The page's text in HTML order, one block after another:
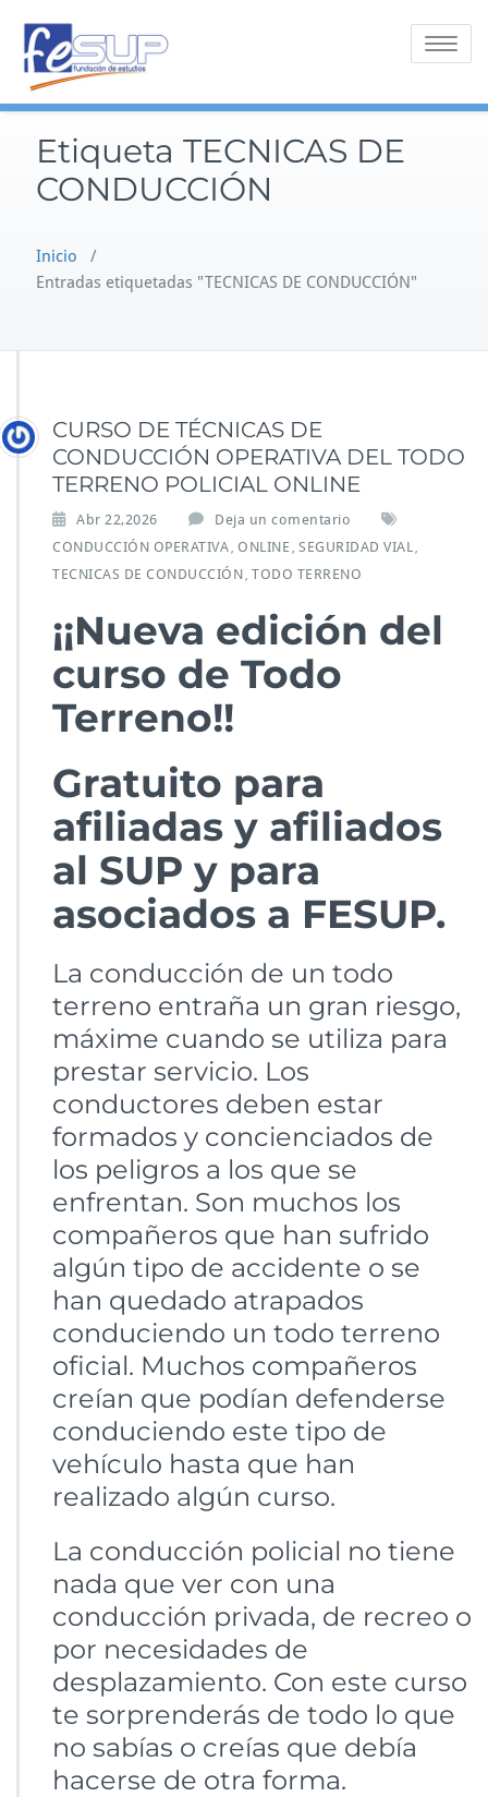
contenido
Alternar
Etiqueta TECNICAS DE
CONDUCCIÓN
Inicio /
Entradas etiquetadas "TECNICAS DE CONDUCCIÓN"
CURSO DE TÉCNICAS DE
CONDUCCIÓN OPERATIVA DEL TODO
TERRENO POLICIAL ONLINE
Abr 22,2026
Deja un comentario
CONDUCCIÓN OPERATIVA ONLINE SEGURIDAD VIAL
TECNICAS DE CONDUCCIÓN TODO TERRENO
¡¡Nueva edición del
curso de Todo
Terreno!!
Gratuito para
afiliadas y afiliados
al SUP y para
asociados a FESUP.
La conducción de un todo
terreno entraña un gran riesgo,
máxime cuando se utiliza para
prestar servicio. Los
conductores deben estar
formados y concienciados de
los peligros a los que se
enfrentan. Son muchos los
compañeros que han sufrido
algún tipo de accidente o se
han quedado atrapados
conduciendo un todo terreno
oficial. Muchos compañeros
creían que podían defenderse
conduciendo este tipo de
vehículo hasta que han
realizado algún curso.
La conducción policial no tiene
nada que ver con una
conducción privada, de recreo o
por necesidades de
desplazamiento. Con este curso
te sorprenderás de todo lo que
no sabías o creías que debía
hacerse de otra forma.